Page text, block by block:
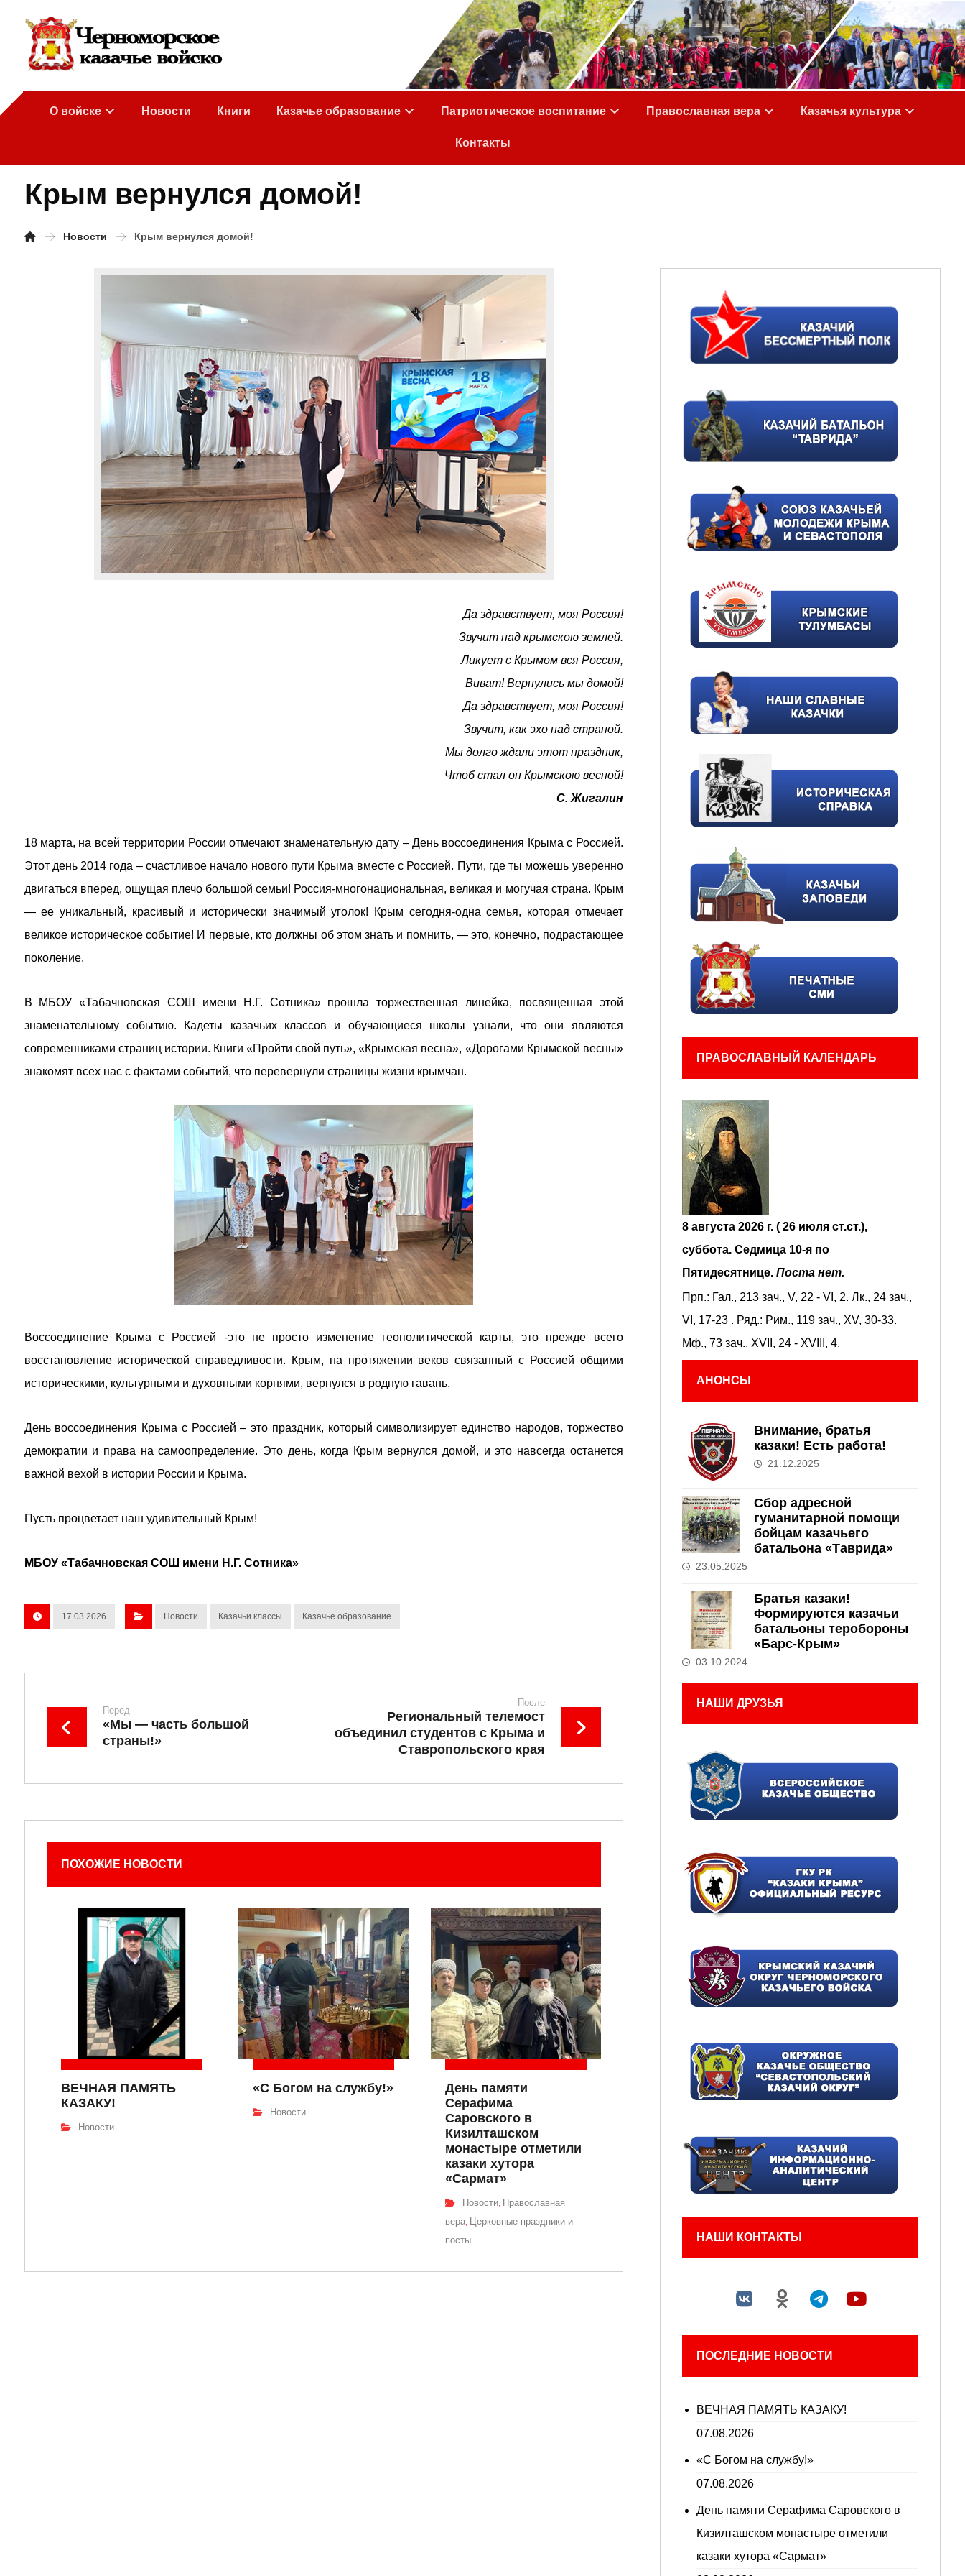
О войске Новости Книги Казачье образование Патриотическое воспитание Православная вера Казачья культура
Контакты
Крым вернулся домой!
Новости Крым вернулся домой!
Да здравствует, моя Россия!
Звучит над крымскою землей.
Ликует с Крымом вся Россия,
Виват! Вернулись мы домой!
Да здравствует, моя Россия!
Звучит, как эхо над страной.
Мы долго ждали этот праздник,
Чтоб стал он Крымскою весной!
С. Жигалин
18 марта, на всей территории России отмечают знаменательную дату – День воссоединения Крыма с Россией.
Этот день 2014 года – счастливое начало нового пути Крыма вместе с Россией. Пути, где ты можешь уверенно
двигаться вперед, ощущая плечо большой семьи! Россия-многонациональная, великая и могучая страна. Крым
— ее уникальный, красивый и исторически значимый уголок! Крым сегодня-одна семья, которая отмечает
великое историческое событие! И первые, кто должны об этом знать и помнить, — это, конечно, подрастающее
поколение.
В МБОУ «Табачновская СОШ имени Н.Г. Сотника» прошла торжественная линейка, посвященная этой
знаменательному событию. Кадеты казачьих классов и обучающиеся школы узнали, что они являются
современниками страниц истории. Книги «Пройти свой путь», «Крымская весна», «Дорогами Крымской весны»
знакомят всех нас с фактами событий, что перевернули страницы жизни крымчан.
Воссоединение Крыма с Россией -это не просто изменение геополитической карты, это прежде всего
восстановление исторической справедливости. Крым, на протяжении веков связанный с Россией общими
историческими, культурными и духовными корнями, вернулся в родную гавань.
День воссоединения Крыма с Россией – это праздник, который символизирует единство народов, торжество
демократии и права на самоопределение. Это день, когда Крым вернулся домой, и это навсегда останется
важной вехой в истории России и Крыма.
Пусть процветает наш удивительный Крым!
МБОУ «Табачновская СОШ имени Н.Г. Сотника»
17.03.2026 Новости Казачьи классы Казачье образование
Перед
«Мы — часть большой
страны!»
После
Региональный телемост
объединил студентов с Крыма и
Ставропольского края
ПОХОЖИЕ НОВОСТИ
ВЕЧНАЯ ПАМЯТЬ
КАЗАКУ!
Новости
«С Богом на службу!»
Новости
День памяти
Серафима
Саровского в
Кизилташском
монастыре отметили
казаки хутора
«Сармат»
Новости, Православная
вера, Церковные праздники и
посты
ПРАВОСЛАВНЫЙ КАЛЕНДАРЬ
8 августа 2026 г. ( 26 июля ст.ст.),
суббота. Седмица 10-я по
Пятидесятнице. Поста нет.
Прп.: Гал., 213 зач., V, 22 - VI, 2. Лк., 24 зач.,
VI, 17-23 . Ряд.: Рим., 119 зач., XV, 30-33.
Мф., 73 зач., XVII, 24 - XVIII, 4.
АНОНСЫ
Внимание, братья
казаки! Есть работа!
21.12.2025
Сбор адресной
гуманитарной помощи
бойцам казачьего
батальона «Таврида»
23.05.2025
Братья казаки!
Формируются казачьи
батальоны теробороны
«Барс-Крым»
03.10.2024
НАШИ ДРУЗЬЯ
НАШИ КОНТАКТЫ
ПОСЛЕДНИЕ НОВОСТИ
ВЕЧНАЯ ПАМЯТЬ КАЗАКУ!
07.08.2026
«С Богом на службу!»
07.08.2026
День памяти Серафима Саровского в
Кизилташском монастыре отметили
казаки хутора «Сармат»